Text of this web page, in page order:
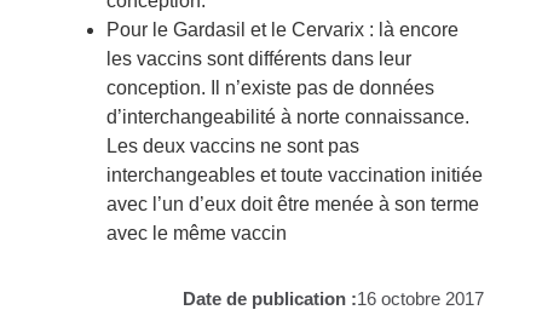
Pour le Gardasil et le Cervarix : là encore
les vaccins sont différents dans leur
conception. Il n’existe pas de données
d’interchangeabilité à norte connaissance.
Les deux vaccins ne sont pas
interchangeables et toute vaccination initiée
avec l’un d’eux doit être menée à son terme
avec le même vaccin
Date de publication :16 octobre 2017